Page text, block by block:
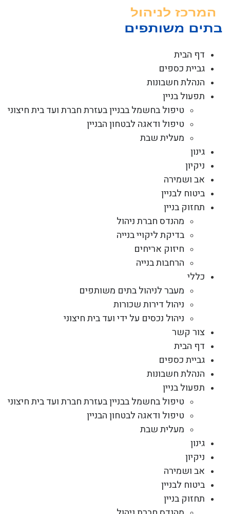
דף הבית
גביית כספים
הנהלת חשבונות
תפעול בניין
טיפול בחשמל בבניין בעזרת חברת ועד בית חיצוני
טיפול ודאגה לבטחון הבניין
מעלית שבת
גינון
ניקיון
אב ושמירה
ביטוח לבניין
תחזוק בניין
מהנדס חברת ניהול
בדיקת ליקויי בנייה
חיזוק אריחים
הרחבות בנייה
כללי
מעבר לניהול בתים משותפים
ניהול דירות שכורות
ניהול נכסים על ידי ועד בית חיצוני
צור קשר
דף הבית
גביית כספים
הנהלת חשבונות
תפעול בניין
טיפול בחשמל בבניין בעזרת חברת ועד בית חיצוני
טיפול ודאגה לבטחון הבניין
מעלית שבת
גינון
ניקיון
אב ושמירה
ביטוח לבניין
תחזוק בניין